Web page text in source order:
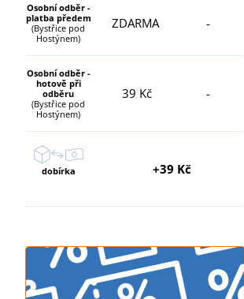
Osobní odběr -
platba předem
(Bystřice pod
Hostýnem)
ZDARMA -
Osobní odběr -
hotově při
odběru
(Bystřice pod
Hostýnem)
39 Kč -
dobírka +39 Kč